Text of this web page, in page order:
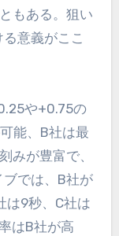
もある。狙い
意義がここ
や+0.75の
能、B社は最
みが豊富で、
では、B社が
は9秒、C社は
はB社が高